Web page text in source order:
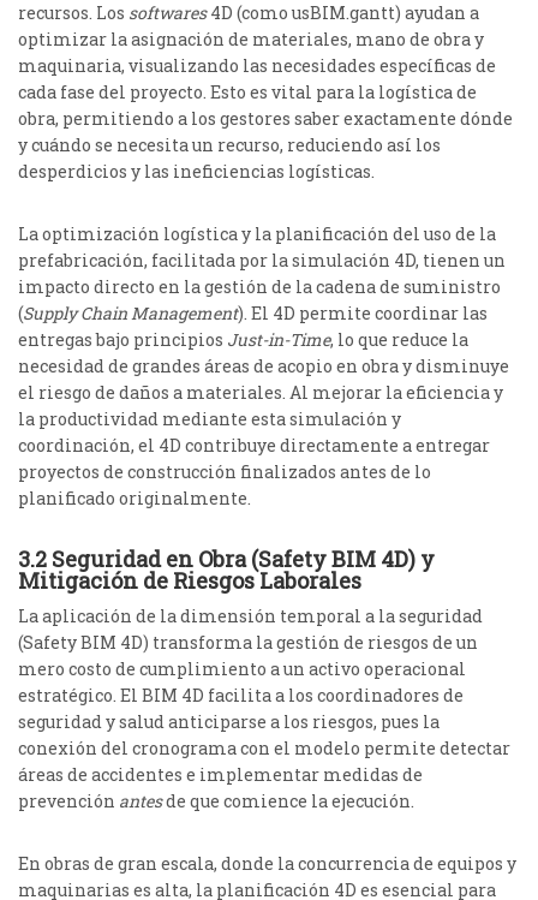
recursos. Los softwares4D (como usBIM.gantt) ayudan a
optimizar la asignación de materiales, mano de obra y
maquinaria, visualizando las necesidades específicas de
cada fase del proyecto. Esto es vital para la logística de
obra, permitiendo a los gestores saber exactamente dónde
y cuándo se necesita un recurso, reduciendo así los
desperdicios y las ineficiencias logísticas.
La optimización logística y la planificación del uso de la
prefabricación, facilitada por la simulación 4D, tienen un
impacto directo en la gestión de la cadena de suministro
(Supply Chain Management). El 4D permite coordinar las
entregas bajo principios Just-in-Time, lo que reduce la
necesidad de grandes áreas de acopio en obra y disminuye
el riesgo de daños a materiales. Al mejorar la eficiencia y
la productividad mediante esta simulación y
coordinación, el 4D contribuye directamente a entregar
proyectos de construcción finalizados antes de lo
planificado originalmente.
3.2 Seguridad en Obra (Safety BIM 4D) y
Mitigación de Riesgos Laborales
La aplicación de la dimensión temporal a la seguridad
(Safety BIM 4D) transforma la gestión de riesgos de un
mero costo de cumplimiento a un activo operacional
estratégico. El BIM 4D facilita a los coordinadores de
seguridad y salud anticiparse a los riesgos, pues la
conexión del cronograma con el modelo permite detectar
áreas de accidentes e implementar medidas de
prevención antesde que comience la ejecución.
En obras de gran escala, donde la concurrencia de equipos y
maquinarias es alta, la planificación 4D es esencial para